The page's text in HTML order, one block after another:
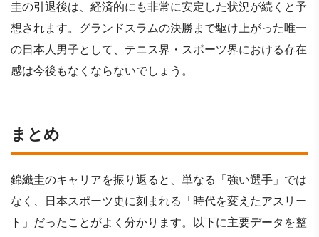
圭の引退後は、経済的にも非常に安定した状況が続くと予
想されます。グランドスラムの決勝まで駆け上がった唯一
の日本人男子として、テニス界・スポーツ界における存在
感は今後もなくならないでしょう。
まとめ
錦織圭のキャリアを振り返ると、単なる「強い選手」では
なく、日本スポーツ史に刻まれる「時代を変えたアスリー
ト」だったことがよく分かります。以下に主要データを整